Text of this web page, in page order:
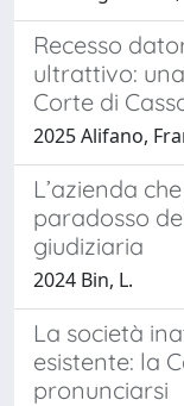
Recesso
ultrattivo:
Corte di
2025 Alifano,
L’azienda
paradosso
giudiziaria
2024 Bin, L.
La società
esistente: la
pronunciarsi